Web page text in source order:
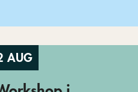
AUG